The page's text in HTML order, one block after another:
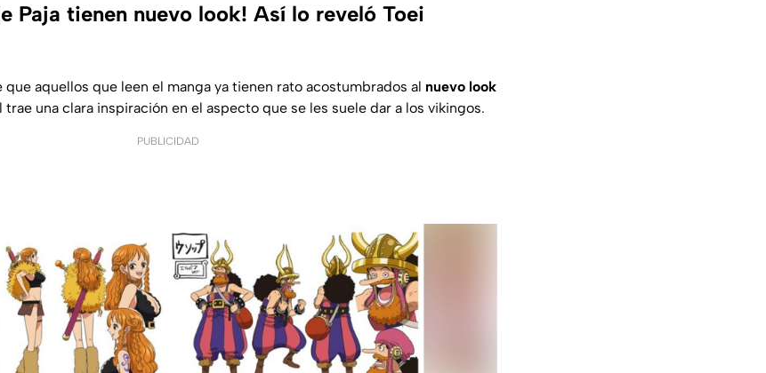
Paja tienen nuevo look! Así lo reveló Toei
que aquellos que leen el manga ya tienen rato acostumbrados al nuevo look
trae una clara inspiración en el aspecto que se les suele dar a los vikingos.
PUBLICIDAD